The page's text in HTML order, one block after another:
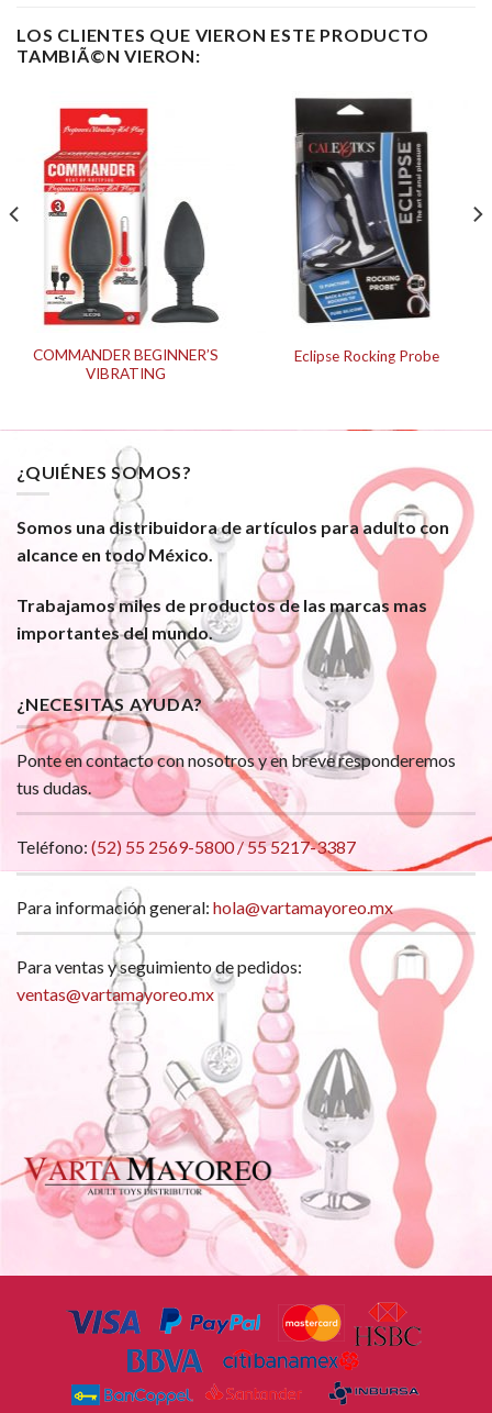
LOS CLIENTES QUE VIERON ESTE PRODUCTO
TAMBIÃ©N VIERON:
COMMANDER BEGINNER’S
VIBRATING
Eclipse Rocking Probe
¿QUIÉNES SOMOS?
Somos una distribuidora de artículos para adulto con
alcance en todo México.
Trabajamos miles de productos de las marcas mas
importantes del mundo.
¿NECESITAS AYUDA?
Ponte en contacto con nosotros y en breve responderemos
tus dudas.
Teléfono: (52) 55 2569-5800 / 55 5217-3387
Para información general: hola@vartamayoreo.mx
Para ventas y seguimiento de pedidos:
ventas@vartamayoreo.mx